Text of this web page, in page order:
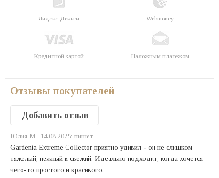
Яндекс Деньги Webmoney
Кредитной картой Наложным платежом
Отзывы покупателей
Добавить отзыв
Юлия M., 14.08.2025: пишет
Gardenia Extreme Collector приятно удивил - он не слишком
тяжелый, нежный и свежий. Идеально подходит, когда хочется
чего-то простого и красивого.